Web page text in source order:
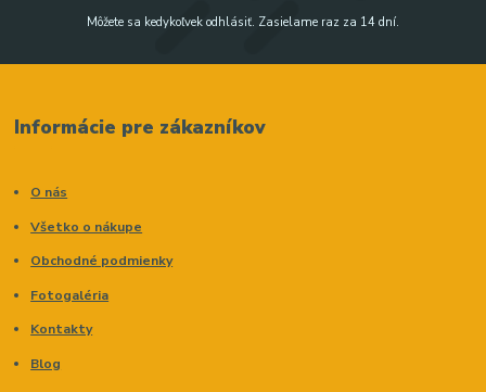
Môžete sa kedykoľvek odhlásiť. Zasielame raz za 14 dní.
Informácie pre zákazníkov
O nás
Všetko o nákupe
Obchodné podmienky
Fotogaléria
Kontakty
Blog